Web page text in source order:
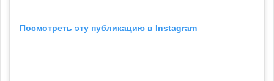
Посмотреть эту публикацию в Instagram